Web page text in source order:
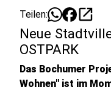
Teilen: open_in_new
Neue
OSTPARK
Das Bochumer
Wohnen" ist im